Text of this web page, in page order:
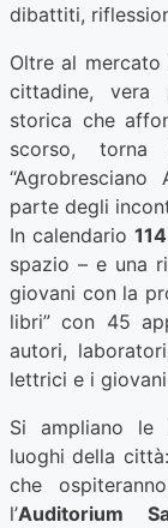
dibattiti,
Oltre al
cittadine, vera
storica che
scorso,
parte degli
In calendario
spazio – e una
giovani con la
libri” con 45
autori,
lettrici e i
Si ampliano le
luoghi della
che
l’Auditorium